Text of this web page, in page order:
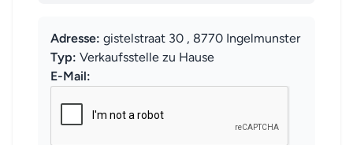
Adresse: gistelstraat 30 , 8770 Ingelmunster
Typ: Verkaufsstelle zu Hause
E-Mail: